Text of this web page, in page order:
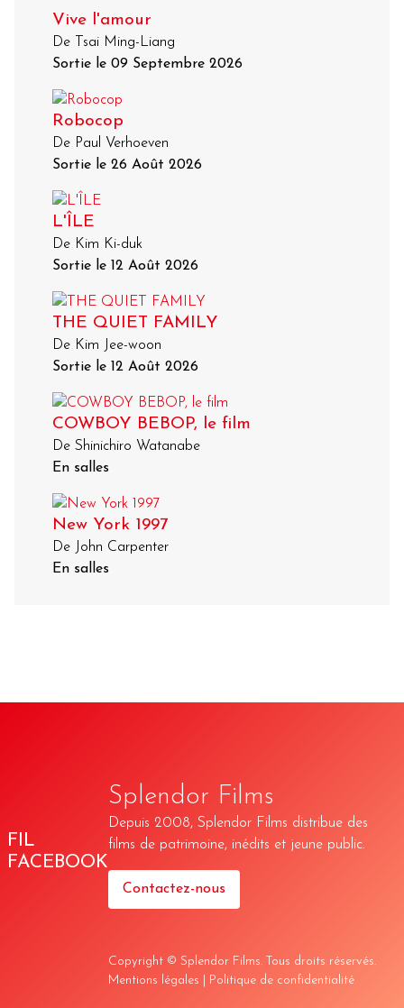
Vive l'amour
De Tsai Ming-Liang
Sortie le 09 Septembre 2026
Robocop
De Paul Verhoeven
Sortie le 26 Août 2026
L'ÎLE
De Kim Ki-duk
Sortie le 12 Août 2026
THE QUIET FAMILY
De Kim Jee-woon
Sortie le 12 Août 2026
COWBOY BEBOP, le film
De Shinichiro Watanabe
En salles
New York 1997
De John Carpenter
En salles
FIL
FACEBOOK
Splendor Films
Depuis 2008, Splendor Films distribue des
films de patrimoine, inédits et jeune public.
Contactez-nous
Copyright © Splendor Films. Tous droits réservés.
Mentions légales
Politique de confidentialité